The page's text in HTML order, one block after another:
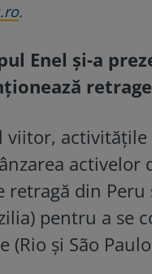
.
Enel şi-a
viitor, activităţile
activelor
retragă din
pentru a se
(Rio şi São